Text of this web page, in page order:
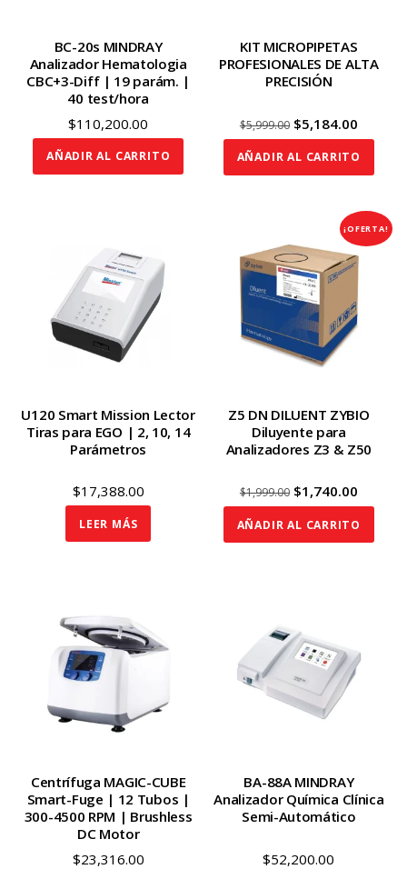
BC-20s MINDRAY
Analizador Hematologia
CBC+3-Diff | 19 parám. |
40 test/hora
$110,200.00
AÑADIR AL CARRITO
KIT MICROPIPETAS
PROFESIONALES DE ALTA
PRECISIÓN
$5,999.00 Original
price
$5,184.00
price
AÑADIR AL CARRITO
U120 Smart Mission Lector
Tiras para EGO | 2, 10, 14
Parámetros
$17,388.00
LEER MÁS
¡OFERTA!
Z5 DN DILUENT ZYBIO
Diluyente para
Analizadores Z3 & Z50
$1,999.00 Original
$1,740.00
price
AÑADIR AL CARRITO
Centrífuga MAGIC-CUBE
Smart-Fuge | 12 Tubos |
300-4500 RPM | Brushless
DC Motor
$23,316.00
BA-88A MINDRAY
Analizador Química Clínica
Semi-Automático
$52,200.00